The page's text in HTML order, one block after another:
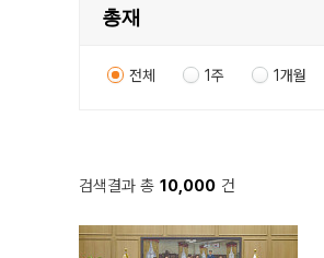
전체 1주 1개월
검색결과 총 10,000 건